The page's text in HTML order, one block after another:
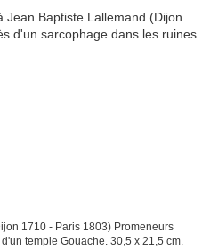
1710 - Paris 1803) Promeneurs
temple Gouache. 30,5 x 21,5 cm.